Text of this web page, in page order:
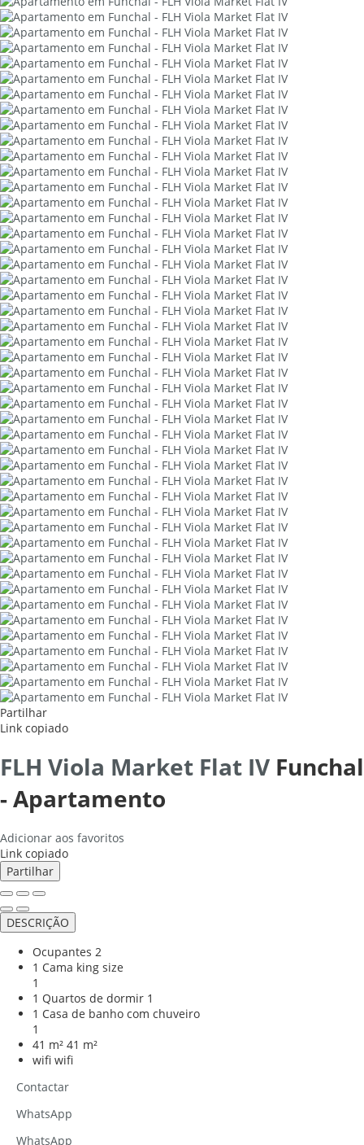
Partilhar
Link copiado
FLH Viola Market Flat IV Funchal
-Apartamento
Adicionar aos favoritos
Link copiado
Partilhar
DESCRIÇÃO
Ocupantes 2
1 Cama king size
1
1 Quartos de dormir 1
1 Casa de banho com chuveiro
1
41 m² 41 m²
wifi wifi
Contactar
WhatsApp
WhatsApp